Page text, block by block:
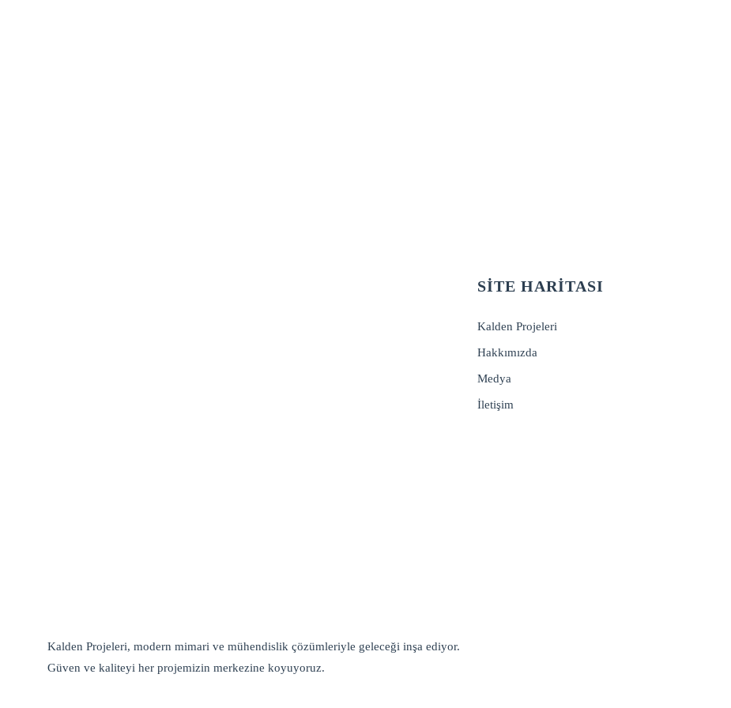
Kalden Projeleri, modern mimari ve mühendislik çözümleriyle geleceği inşa ediyor.
Güven ve kaliteyi her projemizin merkezine koyuyoruz.
SITE HARITASI
Kalden Projeleri
Hakkımızda
Medya
İletişim